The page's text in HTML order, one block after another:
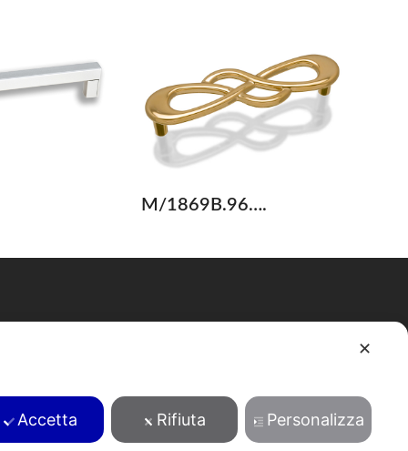
M/1869B.96….
✕
Accetta Rifiuta Personalizza